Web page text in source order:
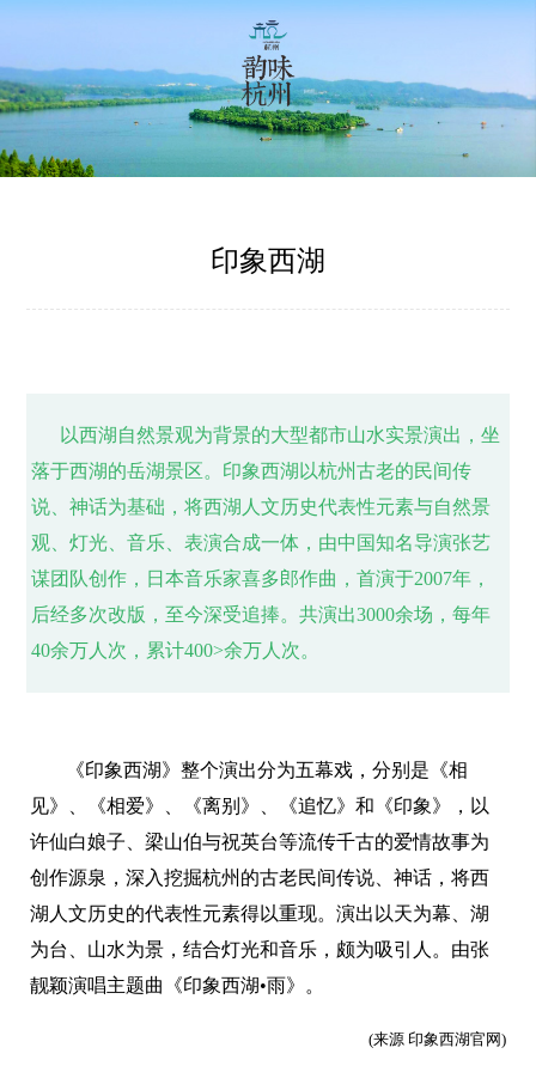
印象西湖
以西湖自然景观为背景的大型都市山水实景演出，坐
落于西湖的岳湖景区。印象西湖以杭州古老的民间传
说、神话为基础，将西湖人文历史代表性元素与自然景
观、灯光、音乐、表演合成一体，由中国知名导演张艺
谋团队创作，日本音乐家喜多郎作曲，首演于2007年，
后经多次改版，至今深受追捧。共演出3000余场，每年
40余万人次，累计400>余万人次。
《印象西湖》整个演出分为五幕戏，分别是《相
见》、《相爱》、《离别》、《追忆》和《印象》，以
许仙白娘子、梁山伯与祝英台等流传千古的爱情故事为
创作源泉，深入挖掘杭州的古老民间传说、神话，将西
湖人文历史的代表性元素得以重现。演出以天为幕、湖
为台、山水为景，结合灯光和音乐，颇为吸引人。由张
靓颖演唱主题曲《印象西湖•雨》。
(来源 印象西湖官网)